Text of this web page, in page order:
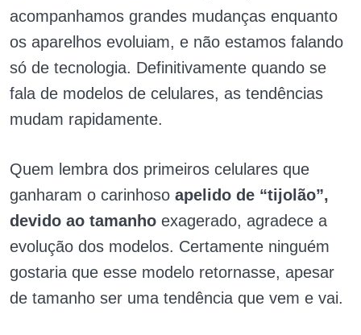
acompanhamos grandes mudanças enquanto
os aparelhos evoluiam, e não estamos falando
só de tecnologia. Definitivamente quando se
fala de modelos de celulares, as tendências
mudam rapidamente.
Quem lembra dos primeiros celulares que
ganharam o carinhoso apelido de “tijolão”,
devido ao tamanho exagerado, agradece a
evolução dos modelos. Certamente ninguém
gostaria que esse modelo retornasse, apesar
de tamanho ser uma tendência que vem e vai.